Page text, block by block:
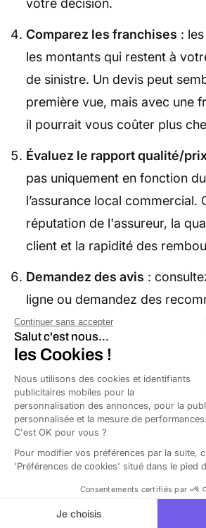
votre décision.
Comparez les franchises :
les montants qui restent à
de sinistre. Un devis peut
première vue, mais avec une
il pourrait vous coûter plus
Évaluez le rapport qualité/
pas uniquement en fonction
l’assurance local commercial.
réputation de l'assureur, la
client et la rapidité des
Demandez des avis :
ligne ou demandez des
d'autres professionnels pour
satisfaction des clients vis-à-
envisagés. Orus, c’est
des commerçants et
note de4,9 sur TrustPilot sur
d’avis.
choisir l'assurance local
Continuer sans accepter
Salut c'est nous...
les Cookies !
Nous utilisons des cookies et identifiants
publicitaires mobiles pour la
personnalisation des annonces, pour la
personnalisée et la mesure de performances.
C'est OK pour vous ?
Pour modifier vos préférences par la suite,
'Préférences de cookies' situé dans le pied
Consentements certifiés par
Je choisis